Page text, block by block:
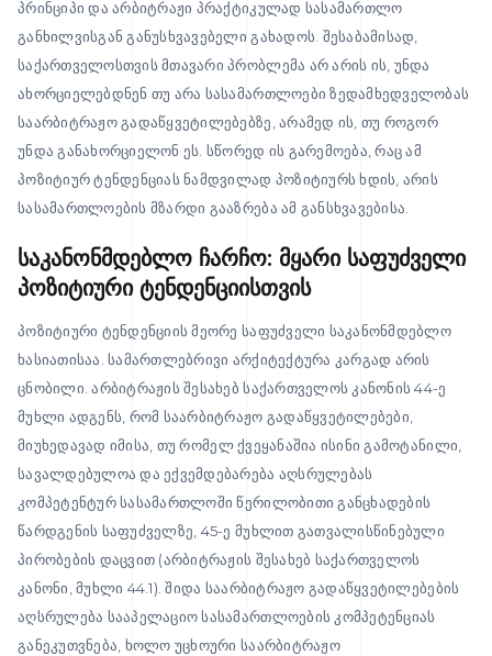
პრინციპი და არბიტრაჟი პრაქტიკულად სასამართლო
განხილვისგან განუსხვავებელი გახადოს. შესაბამისად,
საქართველოსთვის მთავარი პრობლემა არ არის ის, უნდა
ახორციელებდნენ თუ არა სასამართლოები ზედამხედველობას
საარბიტრაჟო გადაწყვეტილებებზე, არამედ ის, თუ როგორ
უნდა განახორციელონ ეს. სწორედ ის გარემოება, რაც ამ
პოზიტიურ ტენდენციას ნამდვილად პოზიტიურს ხდის, არის
სასამართლოების მზარდი გააზრება ამ განსხვავებისა.
საკანონმდებლო ჩარჩო: მყარი საფუძველი
პოზიტიური ტენდენციისთვის
პოზიტიური ტენდენციის მეორე საფუძველი საკანონმდებლო
ხასიათისაა. სამართლებრივი არქიტექტურა კარგად არის
ცნობილი. არბიტრაჟის შესახებ საქართველოს კანონის 44-ე
მუხლი ადგენს, რომ საარბიტრაჟო გადაწყვეტილებები,
მიუხედავად იმისა, თუ რომელ ქვეყანაშია ისინი გამოტანილი,
სავალდებულოა და ექვემდებარება აღსრულებას
კომპეტენტურ სასამართლოში წერილობითი განცხადების
წარდგენის საფუძველზე, 45-ე მუხლით გათვალისწინებული
პირობების დაცვით (არბიტრაჟის შესახებ საქართველოს
კანონი, მუხლი 44.1). შიდა საარბიტრაჟო გადაწყვეტილებების
აღსრულება სააპელაციო სასამართლოების კომპეტენციას
განეკუთვნება, ხოლო უცხოური საარბიტრაჟო